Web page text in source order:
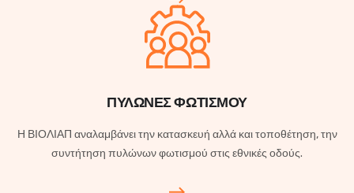
ΠΥΛΩΝΕΣ ΦΩΤΙΣΜΟΥ
Η ΒΙΟΛΙΑΠ αναλαμβάνει την κατασκευή αλλά και τοποθέτηση, την
συντήτηση πυλώνων φωτισμού στις εθνικές οδούς.